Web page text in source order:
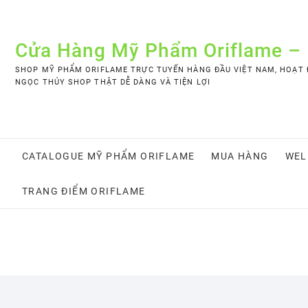
contentCửa Hàng Mỹ Phẩm Oriflame
SHOP MỸ PHẨM ORIFLAME TRỰC TUYẾN HÀNG ĐẦU VIỆT NAM,
NGỌC THÚY SHOP THẬT DỄ DÀNG VÀ TIỆN LỢI
CATALOGUE MỸ PHẨM ORIFLAME MUA HÀNG
TRANG ĐIỂM ORIFLAME